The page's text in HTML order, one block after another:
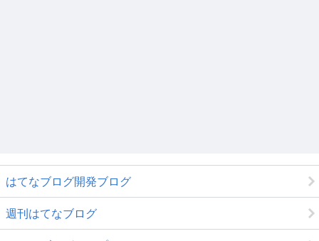
はてなブログ開発ブログ
週刊はてなブログ